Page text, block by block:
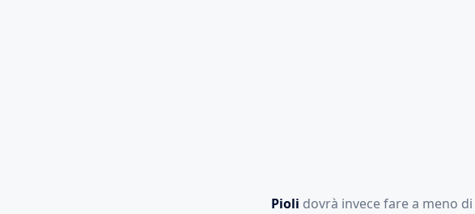
Pioli dovrà invece fare a meno di